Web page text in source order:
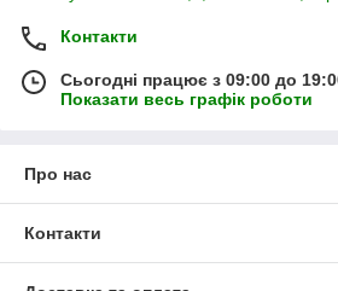
Контакти
Сьогодні працює з 09:00 до
Показати весь графік роботи
Про нас
Контакти